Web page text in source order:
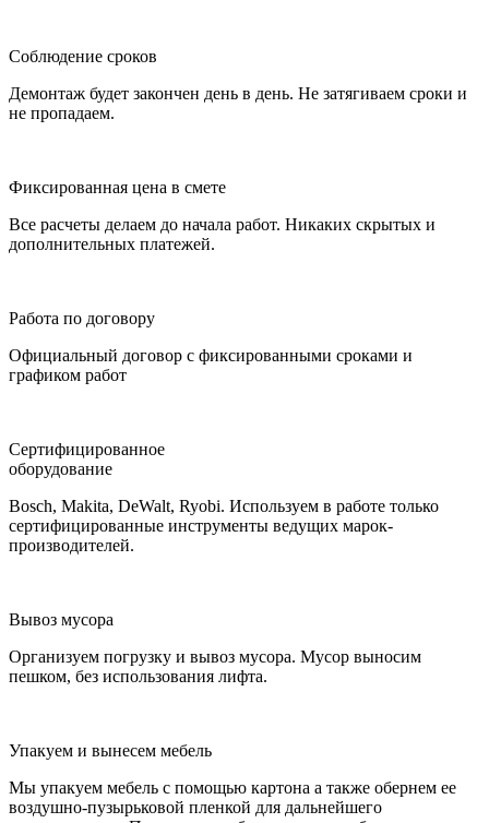
Соблюдение сроков
Демонтаж будет закончен день в день. Не затягиваем сроки и
не пропадаем.
Фиксированная цена в смете
Все расчеты делаем до начала работ. Никаких скрытых и
дополнительных платежей.
Работа по договору
Официальный договор с фиксированными сроками и
графиком работ
Сертифицированное
оборудование
Bosch, Makita, DeWalt, Ryobi. Используем в работе только
сертифицированные инструменты ведущих марок-
производителей.
Вывоз мусора
Организуем погрузку и вывоз мусора. Мусор выносим
пешком, без использования лифта.
Упакуем и вынесем мебель
Мы упакуем мебель с помощью картона а также обернем ее
воздушно-пузырьковой пленкой для дальнейшего